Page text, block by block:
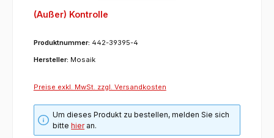
(Außer) Kontrolle
Produktnummer: 442-39395-4
Hersteller: Mosaik
Preise exkl. MwSt. zzgl. Versandkosten
Um dieses Produkt zu bestellen, melden Sie sich
bittehieran.